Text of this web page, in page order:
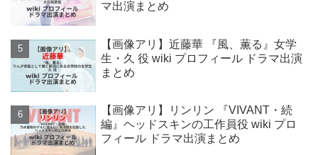
マ出演まとめ
【画像アリ】近藤華 『風、薫る』女学
生・久 役 wiki プロフィール ドラマ出演
まとめ
【画像アリ】リンリン 『VIVANT・続
編』ヘッドスキンの工作員役 wiki プロ
フィール ドラマ出演まとめ